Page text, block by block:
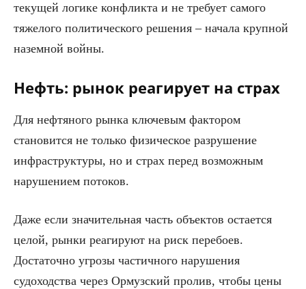
текущей логике конфликта и не требует самого
тяжелого политического решения – начала крупной
наземной войны.
Нефть: рынок реагирует на страх
Для нефтяного рынка ключевым фактором
становится не только физическое разрушение
инфраструктуры, но и страх перед возможным
нарушением потоков.
Даже если значительная часть объектов остается
целой, рынки реагируют на риск перебоев.
Достаточно угрозы частичного нарушения
судоходства через Ормузский пролив, чтобы цены